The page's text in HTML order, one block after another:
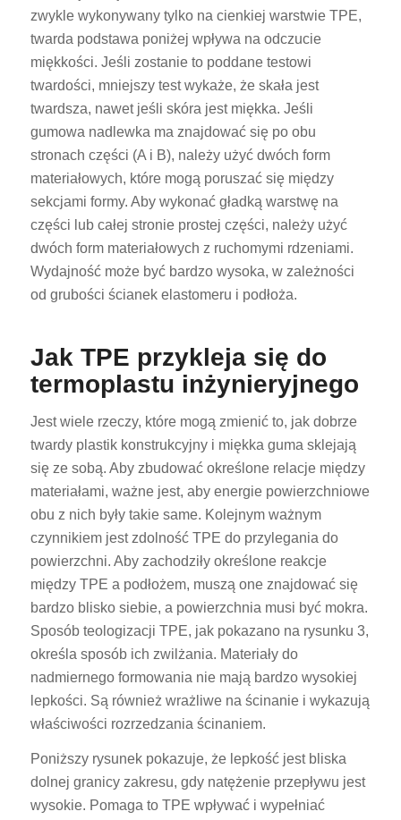
zwykle wykonywany tylko na cienkiej warstwie TPE,
twarda podstawa poniżej wpływa na odczucie
miękkości. Jeśli zostanie to poddane testowi
twardości, mniejszy test wykaże, że skała jest
twardsza, nawet jeśli skóra jest miękka. Jeśli
gumowa nadlewka ma znajdować się po obu
stronach części (A i B), należy użyć dwóch form
materiałowych, które mogą poruszać się między
sekcjami formy. Aby wykonać gładką warstwę na
części lub całej stronie prostej części, należy użyć
dwóch form materiałowych z ruchomymi rdzeniami.
Wydajność może być bardzo wysoka, w zależności
od grubości ścianek elastomeru i podłoża.
Jak TPE przykleja się do
termoplastu inżynieryjnego
Jest wiele rzeczy, które mogą zmienić to, jak dobrze
twardy plastik konstrukcyjny i miękka guma sklejają
się ze sobą. Aby zbudować określone relacje między
materiałami, ważne jest, aby energie powierzchniowe
obu z nich były takie same. Kolejnym ważnym
czynnikiem jest zdolność TPE do przylegania do
powierzchni. Aby zachodziły określone reakcje
między TPE a podłożem, muszą one znajdować się
bardzo blisko siebie, a powierzchnia musi być mokra.
Sposób teologizacji TPE, jak pokazano na rysunku 3,
określa sposób ich zwilżania. Materiały do
nadmiernego formowania nie mają bardzo wysokiej
lepkości. Są również wrażliwe na ścinanie i wykazują
właściwości rozrzedzania ścinaniem.
Poniższy rysunek pokazuje, że lepkość jest bliska
dolnej granicy zakresu, gdy natężenie przepływu jest
wysokie. Pomaga to TPE wpływać i wypełniać